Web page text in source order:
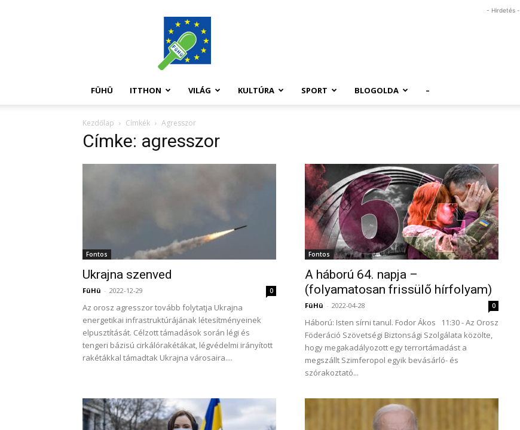
FüHü
- Hirdetés -
FÜHÜ ITTHON VILÁG KULTÚRA SPORT BLOGOLDA –
Kezdőlap Címkék Agresszor
Címke: agresszor
Fontos
Ukrajna szenved
FüHü - 2022-12-29 0
Az orosz agresszor tovább folytatja Ukrajna
energetikai infrastruktúrájának létesítményeinek
elpusztítását. Célzott támadások során légi és
tengeri bázisú cirkálórakétákat, légvédelmi irányított
rakétákkal támadtak Ukrajna városaira....
Fontos
A háború 64. napja –
(folyamatosan frissülő hírfolyam)
FüHü - 2022-04-28 0
Háború: Isten sírni tanul. Fodor Ákos 11:30 - Az Orosz
Föderáció Szövetségi Biztonsági Szolgálata közölte,
hogy megakadályozott egy terrortámadást a
megszállt Szimferopol egyik bevásárló- és
szórakoztató...